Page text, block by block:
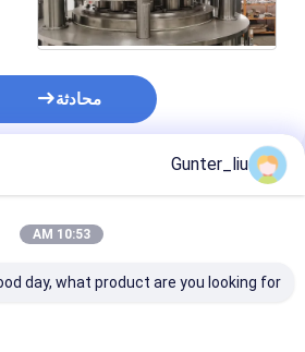
محادثة
المنتجات الموصى بها
Gunter_liu
10:53 AM
day, what product are you looking for?